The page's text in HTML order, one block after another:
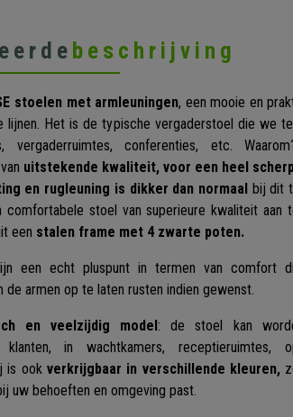
beschrijving
stoelen met armleuningen, een mooie en
lijnen. Het is de typische vergaderstoel die we
vergaderruimtes, conferenties, etc.
uitstekende kwaliteit, voor een heel
en rugleuning is dikker dan normaalbij dit
comfortabele stoel van superieure kwaliteit aan
een stalen frame met 4 zwarte poten.
een echt pluspunt in termen van comfort
armen op te laten rusten indien gewenst.
en veelzijdig model: de stoel kan
klanten, in wachtkamers, receptieruimtes,
is ook verkrijgbaar in verschillende kleuren,
uw behoeften en omgeving past.